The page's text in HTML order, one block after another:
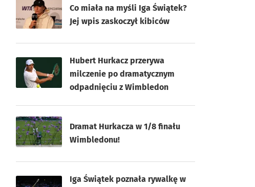
Co miała na myśli Iga Świątek?
Jej wpis zaskoczył kibiców
Hubert Hurkacz przerywa
milczenie po dramatycznym
odpadnięciu z Wimbledon
Dramat Hurkacza w 1/8 finału
Wimbledonu!
Iga Świątek poznała rywalkę w